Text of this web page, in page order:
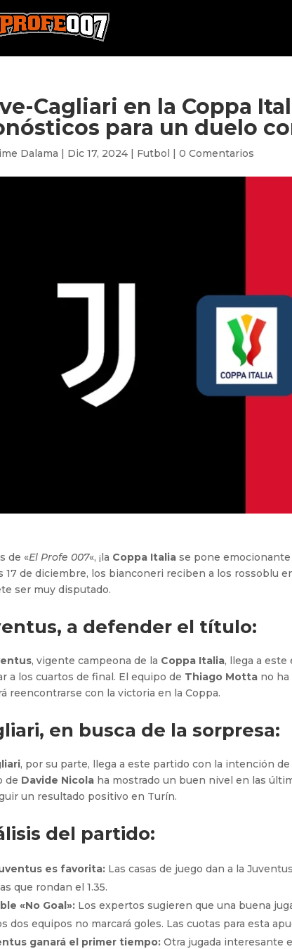
Cagliari en la Coppa
para un duelo
Dalama | Dic 17, 2024 | Futbol |0 Comentarios
de «El Profe 007«, ¡la Coppa Italia se pone
17 de diciembre, los bianconeri reciben a los rossoblu
ser muy disputado.
a defender el título:
, vigente campeona de la Coppa Italia, llega a
a los cuartos de final. El equipo de Thiago Motta no
reencontrarse con la victoria en la Coppa.
en busca de la sorpresa:
, por su parte, llega a este partido con la intención
de Davide Nicola ha mostrado un buen nivel en las
un resultado positivo en Turín.
del partido:
es favorita: Las casas de juego dan a la
que rondan el 1.35.
«No Goal»: Los expertos sugieren que una buena
dos equipos no marcará goles. Las cuotas para esta
ganará el primer tiempo: Otra jugada interesante